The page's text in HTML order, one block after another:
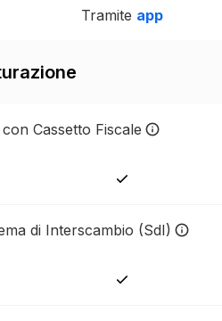
Tramite app
Cassetto Fiscale
Sincronizza tutte le fatture
di Interscambio (SdI)
Importa lo storico delle